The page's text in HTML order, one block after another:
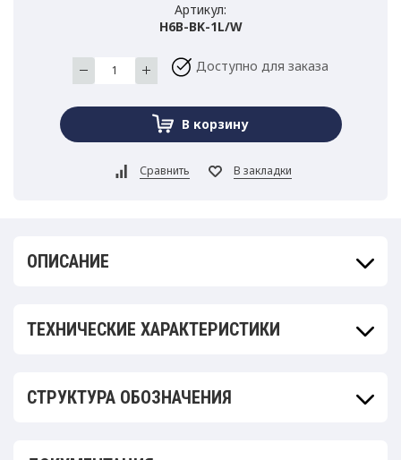
Артикул:
H6B-BK-1L/W
Доступно для заказа
ОПИСАНИЕ
ТЕХНИЧЕСКИЕ ХАРАКТЕРИСТИКИ
СТРУКТУРА ОБОЗНАЧЕНИЯ